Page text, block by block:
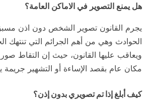
هل يمنع التصوير في الاماكن العامة؟
يجرم القانون تصوير الشخص دون اذن
الحوادث وهي من أهم الجرائم التي تنتهك
ويعاقب عليها القانون، حيث إن التقاط
مكان عام بقصد الإساءة أو التشهير جريمة
كيف أبلغ إذا تم تصويري بدون إذن؟